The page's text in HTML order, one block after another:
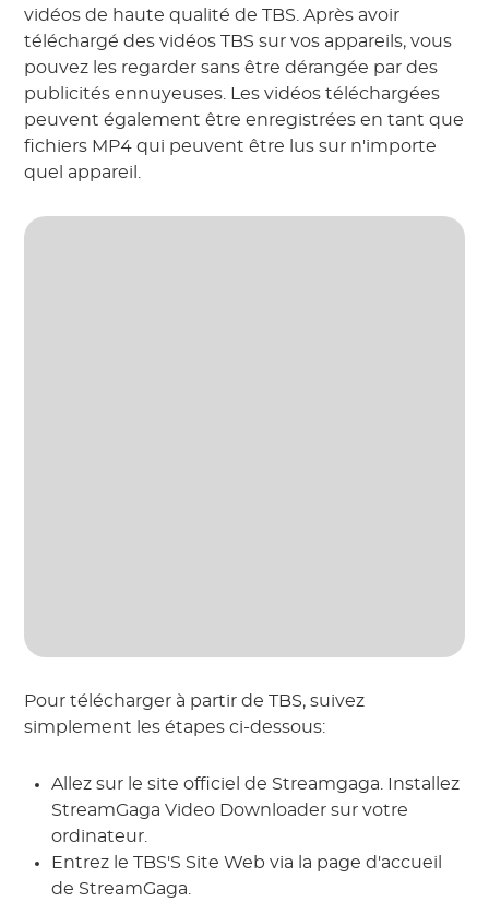
vidéos de haute qualité de TBS. Après avoir
téléchargé des vidéos TBS sur vos appareils, vous
pouvez les regarder sans être dérangée par des
publicités ennuyeuses. Les vidéos téléchargées
peuvent également être enregistrées en tant que
fichiers MP4 qui peuvent être lus sur n'importe
quel appareil.
Pour télécharger à partir de TBS, suivez
simplement les étapes ci-dessous:
Allez sur le site officiel de Streamgaga. Installez
StreamGaga Video Downloader sur votre
ordinateur.
Entrez le TBS'S Site Web via la page d'accueil
de StreamGaga.